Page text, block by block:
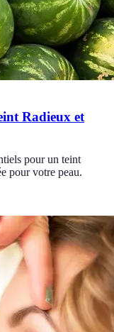
Radieux et
pour un teint
pour votre peau.